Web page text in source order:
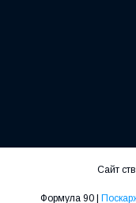
Сайт
Формула 90 |